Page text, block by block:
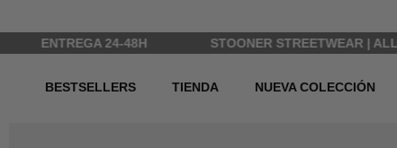
24-48H STOONER STREETWEAR | ALL
BESTSELLERS TIENDA NUEVA COLECCIÓN